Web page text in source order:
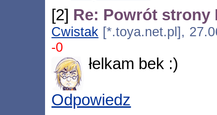
[2] Re: Powrót strony
Cwistak [*.toya.net.pl],
-0
łelkam bek :)
Odpowiedz